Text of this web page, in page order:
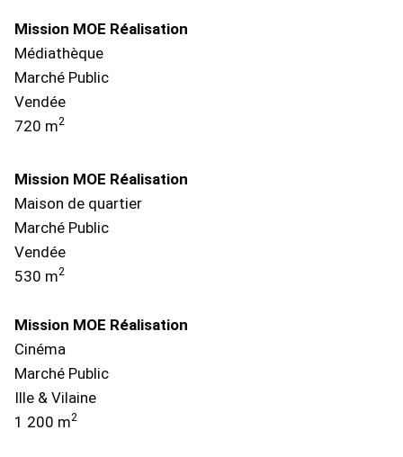
Mission MOE Réalisation
Médiathèque
Marché Public
Vendée
720 m2
Mission MOE Réalisation
Maison de quartier
Marché Public
Vendée
530 m2
Mission MOE Réalisation
Cinéma
Marché Public
Ille & Vilaine
1 200 m2